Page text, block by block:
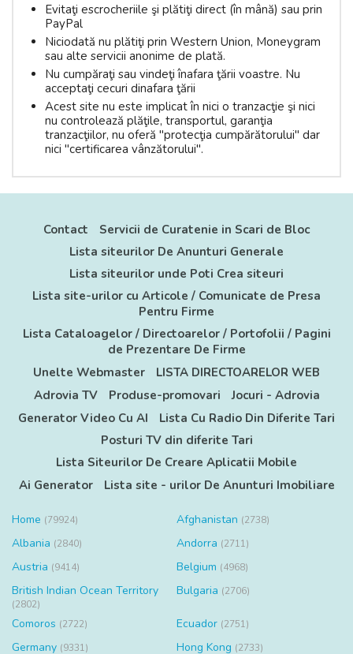
Evitaţi escrocheriile şi plătiţi direct (în mână) sau prin
PayPal
Niciodată nu plătiţi prin Western Union, Moneygram
sau alte servicii anonime de plată.
Nu cumpăraţi sau vindeţi înafara ţării voastre. Nu
acceptaţi cecuri dinafara ţării
Acest site nu este implicat în nici o tranzacţie şi nici
nu controlează plăţile, transportul, garanţia
tranzacţiilor, nu oferă "protecţia cumpărătorului" dar
nici "certificarea vânzătorului".
Contact
Servicii de Curatenie in Scari de Bloc
Lista siteurilor De Anunturi Generale
Lista siteurilor unde Poti Crea siteuri
Lista site-urilor cu Articole / Comunicate de Presa
Pentru Firme
Lista Cataloagelor / Directoarelor / Portofolii / Pagini
de Prezentare De Firme
Unelte Webmaster
LISTA DIRECTOARELOR WEB
Adrovia TV
Produse-promovari
Jocuri - Adrovia
Generator Video Cu AI
Lista Cu Radio Din Diferite Tari
Posturi TV din diferite Tari
Lista Siteurilor De Creare Aplicatii Mobile
Ai Generator
Lista site - urilor De Anunturi Imobiliare
Home (79924) Afghanistan (2738)
Albania (2840) Andorra (2711)
Austria (9414) Belgium (4968)
British Indian Ocean Territory
(2802)
Bulgaria (2706)
Comoros (2722) Ecuador (2751)
Germany (9331) Hong Kong (2733)